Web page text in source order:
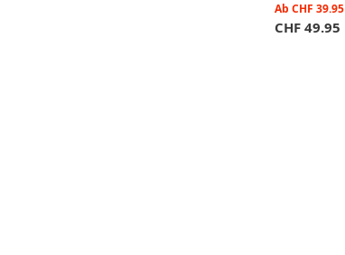
Ab CHF 39.95
CHF 49.95